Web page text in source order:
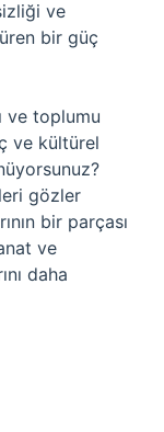
ve
bir güç
ve toplumu
ve kültürel
gözler
bir parçası
ve
daha